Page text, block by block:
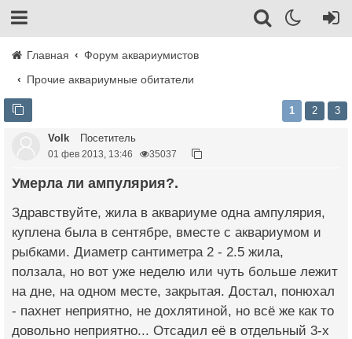
Главная
Форум аквариумистов
Прочие аквариумные обитатели
1 2 3
Volk Посетитель
01 фев 2013, 13:46 35037
Умерла ли ампулярия?.
Здравствуйте, жила в аквариуме одна ампулярия,
куплена была в сентябре, вместе с аквариумом и
рыбками. Диаметр сантиметра 2 - 2.5 жила,
ползала, но вот уже неделю или чуть больше лежит
на дне, на одном месте, закрытая. Достал, понюхал
- пахнет неприятно, не дохлятиной, но всё же как то
довольно неприятно... Отсадил её в отдельный 3-х